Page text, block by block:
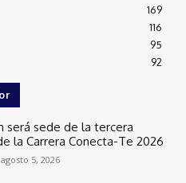
169
116
95
92
será sede de la tercera
la Carrera Conecta-Te 2026
agosto 5, 2026